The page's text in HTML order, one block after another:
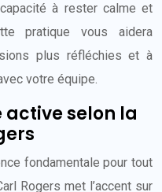
à rester calme et
pratique vous aidera
plus réfléchies et à
votre équipe.
active selon la
fondamentale pour tout
Rogers met l’accent sur